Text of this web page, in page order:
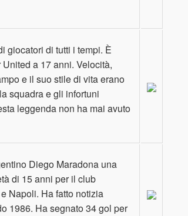
giocatori di tutti i tempi. È
a 17 anni. Velocità,
e il suo stile di vita erano
squadra e gli infortuni
leggenda non ha mai avuto
Diego Maradona una
di 15 anni per il club
Napoli. Ha fatto notizia
1986. Ha segnato 34 gol per